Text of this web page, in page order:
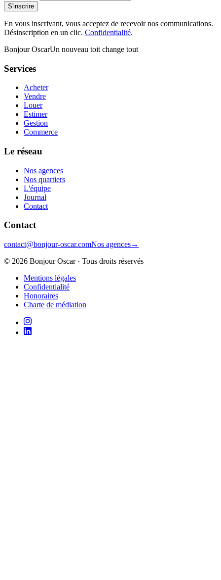
S'inscrire
En vous inscrivant, vous acceptez de recevoir nos communications.
Désinscription en un clic. Confidentialité.
Bonjour OscarUn nouveau toit change tout
Services
Acheter
Vendre
Louer
Estimer
Gestion
Commerce
Le réseau
Nos agences
Nos quartiers
L'équipe
Journal
Contact
Contact
contact@bonjour-oscar.comNos agences→
© 2026 Bonjour Oscar · Tous droits réservés
Mentions légales
Confidentialité
Honoraires
Charte de médiation